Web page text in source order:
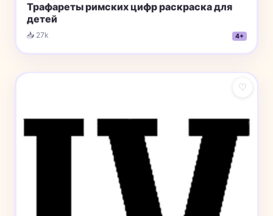
Трафареты римских цифр раскраска для
детей
📥 27k 4+
♡